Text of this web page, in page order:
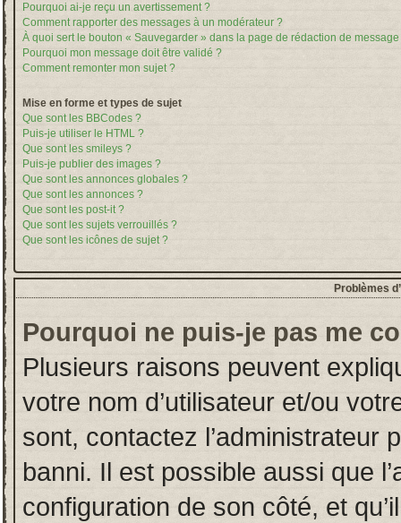
Pourquoi ai-je reçu un avertissement ?
Comment rapporter des messages à un modérateur ?
À quoi sert le bouton « Sauvegarder » dans la page de rédaction de message
Pourquoi mon message doit être validé ?
Comment remonter mon sujet ?
Mise en forme et types de sujet
Que sont les BBCodes ?
Puis-je utiliser le HTML ?
Que sont les smileys ?
Puis-je publier des images ?
Que sont les annonces globales ?
Que sont les annonces ?
Que sont les post-it ?
Que sont les sujets verrouillés ?
Que sont les icônes de sujet ?
Problèmes
Pourquoi ne puis-je pas me
Plusieurs raisons peuvent
votre nom d’utilisateur et/ou
sont, contactez l’administrateur
banni. Il est possible aussi que
configuration de son côté, et